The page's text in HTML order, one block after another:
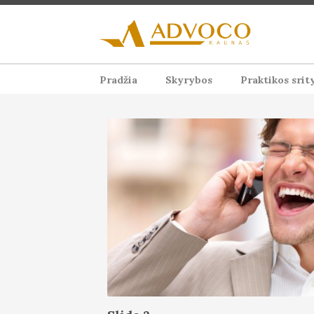
Pradžia Skyrybos Praktikos